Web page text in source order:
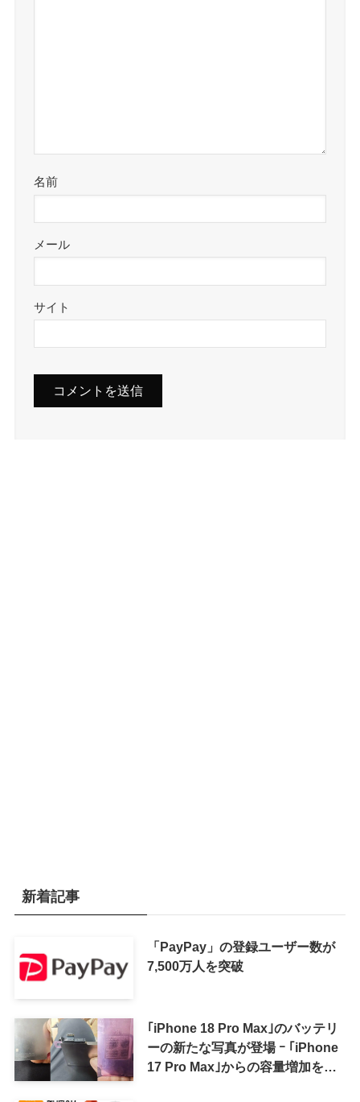
名前
メール
サイト
新着記事
「PayPay」の登録ユーザー数が
7,500万人を突破
｢iPhone 18 Pro Max｣のバッテリ
ーの新たな写真が登場 ｰ ｢iPhone
17 Pro Max｣からの容量増加を確